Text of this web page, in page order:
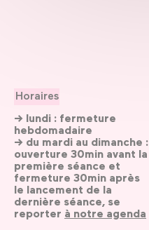
Horaires
→ lundi : fermeture
hebdomadaire
→ du mardi au dimanche :
ouverture 30min avant la
première séance et
fermeture 30min après
le lancement de la
dernière séance, se
reporter à notre agenda